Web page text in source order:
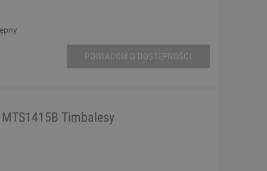
POWIADOM O DOSTĘPNOŚCI
Timbalesy